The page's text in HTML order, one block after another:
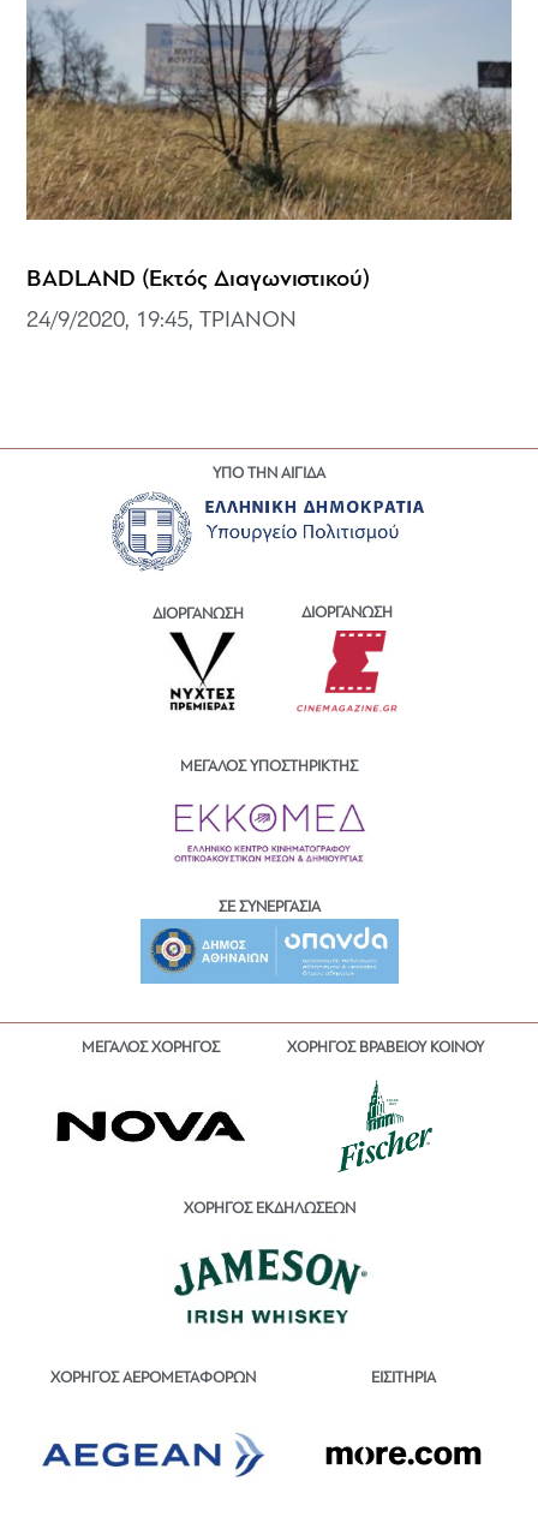
BADLAND (Εκτός Διαγωνιστικού)
24/9/2020, 19:45, ΤΡΙΑΝΟΝ
ΥΠΟ ΤΗΝ ΑΙΓΙΔΑ
ΔΙΟΡΓΑΝΩΣΗ ΔΙΟΡΓΑΝΩΣΗ
ΜΕΓΑΛΟΣ ΥΠΟΣΤΗΡΙΚΤΗΣ
ΣΕ ΣΥΝΕΡΓΑΣΙΑ
ΜΕΓΑΛΟΣ ΧΟΡΗΓΟΣ ΧΟΡΗΓΟΣ ΒΡΑΒΕΙΟΥ ΚΟΙΝΟΥ
ΧΟΡΗΓΟΣ ΕΚΔΗΛΩΣΕΩΝ
ΧΟΡΗΓΟΣ ΑΕΡΟΜΕΤΑΦΟΡΩΝ ΕΙΣΙΤΗΡΙΑ